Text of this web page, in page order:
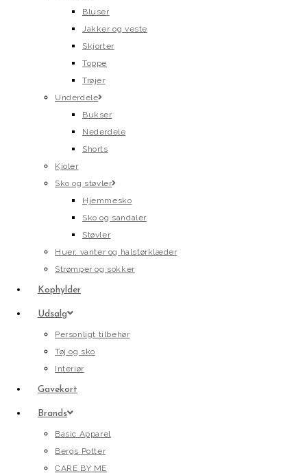
Bluser
Jakker og veste
Skjorter
Toppe
Trøjer
Underdele
Bukser
Nederdele
Shorts
Kjoler
Sko og støvler
Hjemmesko
Sko og sandaler
Støvler
Huer, vanter og halstørklæder
Strømper og sokker
Kophylder
Udsalg
Personligt tilbehør
Tøj og sko
Interiør
Gavekort
Brands
Basic Apparel
Bergs Potter
CARE BY ME